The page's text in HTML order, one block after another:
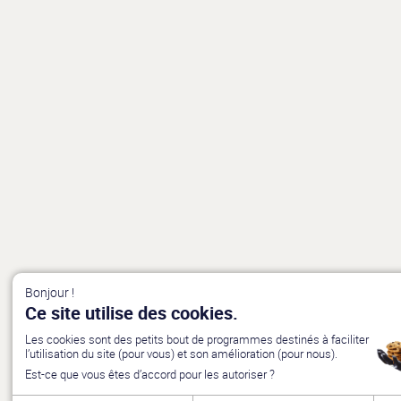
Bonjour !
Ce site utilise des cookies.
Les cookies sont des petits bout de programmes destinés à faciliter
l’utilisation du site (pour vous) et son amélioration (pour nous).
Est-ce que vous êtes d’accord pour les autoriser ?